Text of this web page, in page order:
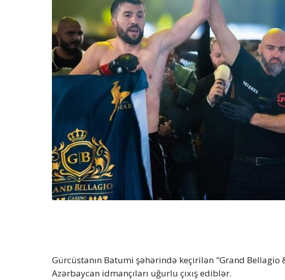
Gürcüstanın Batumi şəhərində keçirilən "Grand
Azərbaycan idmançıları uğurlu çıxış ediblər.